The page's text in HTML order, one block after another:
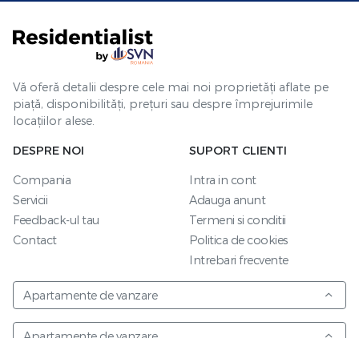
Vă oferă detalii despre cele mai noi proprietăți aflate pe
piață, disponibilități, prețuri sau despre împrejurimile
locațiilor alese.
DESPRE NOI
Compania
Servicii
Feedback-ul tau
Contact
SUPORT CLIENTI
Intra in cont
Adauga anunt
Termeni si conditii
Politica de cookies
Intrebari frecvente
Apartamente de vanzare